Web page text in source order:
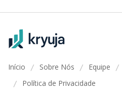
Início / Sobre Nós / Equipe /
/ Política de Privacidade